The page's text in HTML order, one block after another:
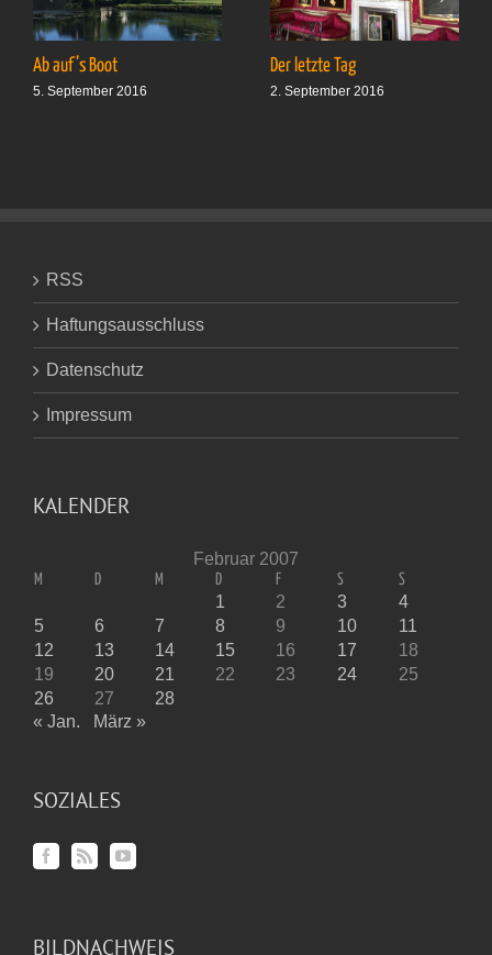
Ab auf’s Boot
5. September 2016
Der letzte Tag
2. September 2016
RSS
Haftungsausschluss
Datenschutz
Impressum
KALENDER
Februar 2007
M D M D F S S
1 2 3
4
5
6 7 8 9 10
11
12
13 14 15 16 17
18
19
20 21 22 23 24
25
26
27
28
« Jan.
März »
SOZIALES
BILDNACHWEIS